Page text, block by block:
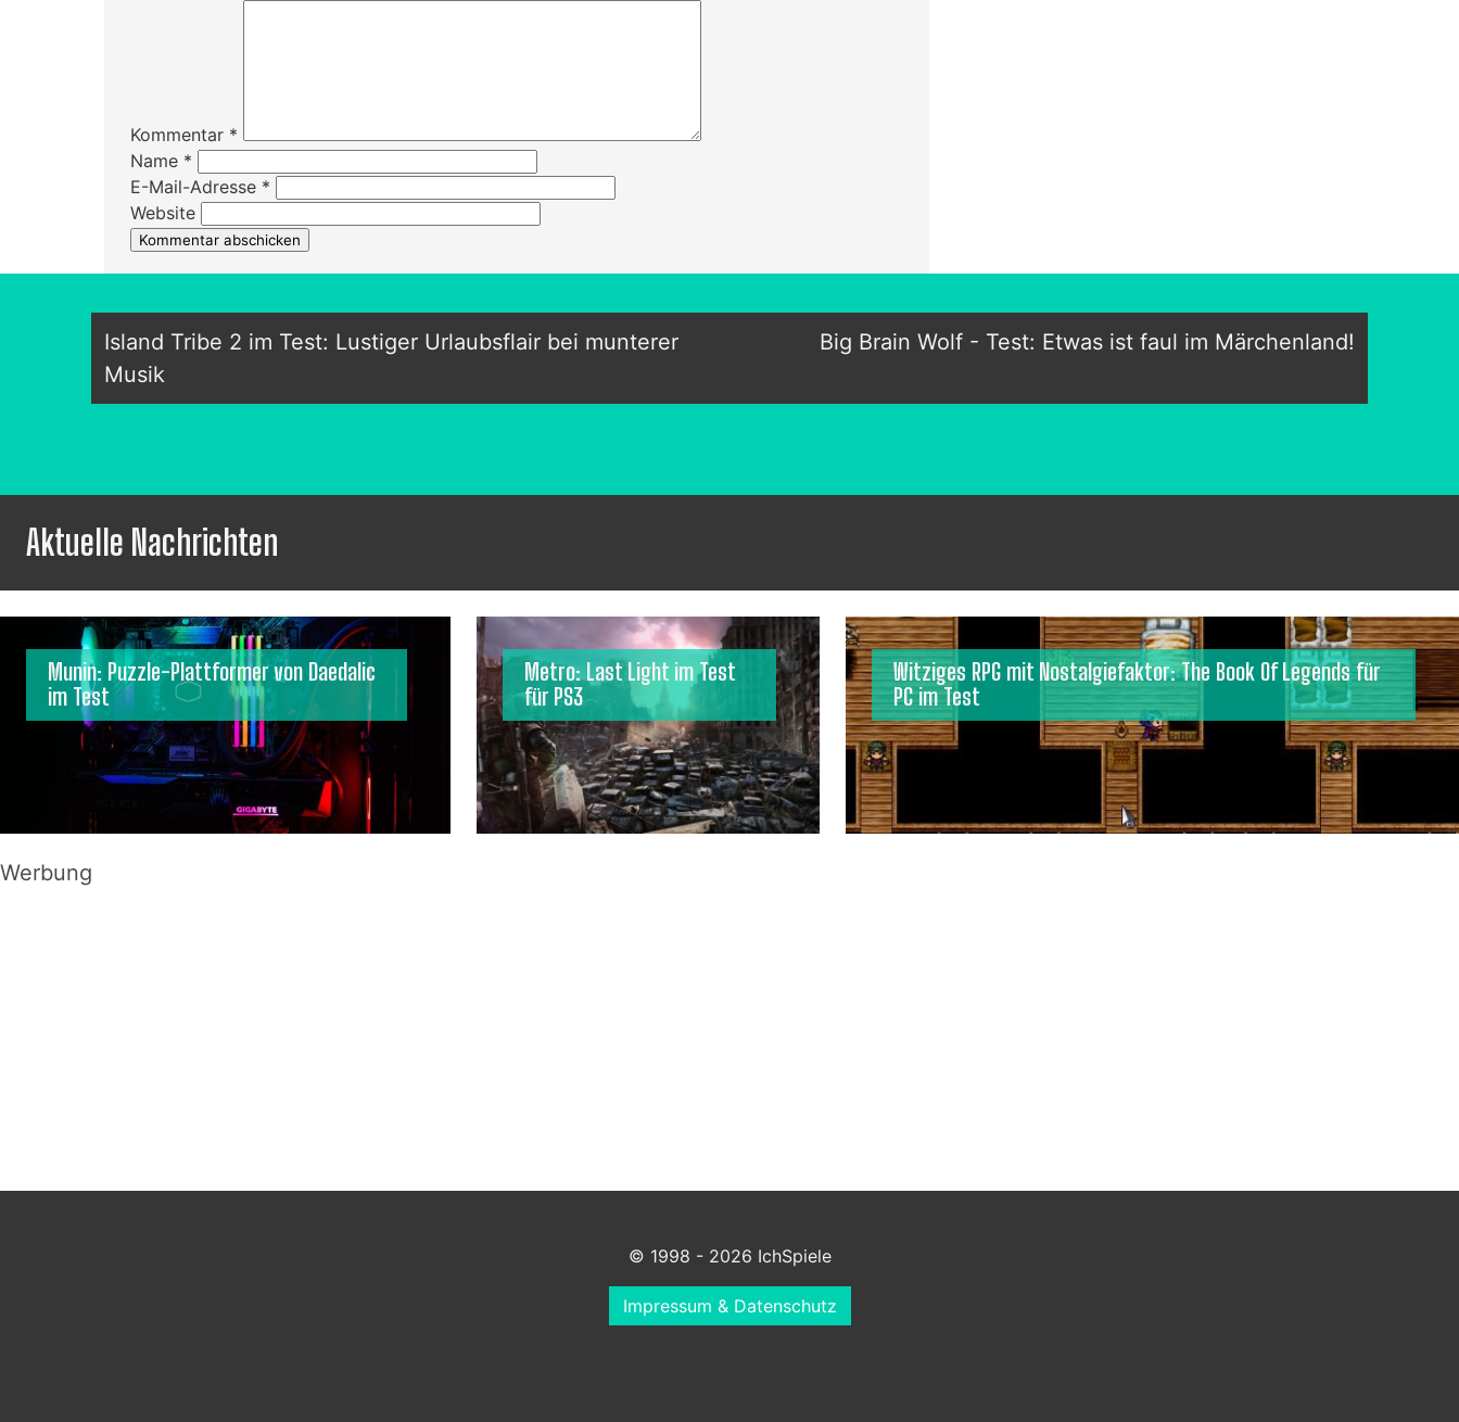
Kommentar *
Name *
E-Mail-Adresse *
Website
Island Tribe 2 im Test: Lustiger Urlaubsflair bei munterer
Musik
Big Brain Wolf - Test: Etwas ist faul im Märchenland!
Aktuelle Nachrichten
Munin: Puzzle-Plattformer von Daedalic
im Test
Metro: Last Light im Test
für PS3
Witziges RPG mit Nostalgiefaktor: The Book Of Legends für
PC im Test
Werbung
© 1998 - 2026 IchSpiele
Impressum & Datenschutz